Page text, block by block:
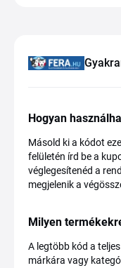
Hogyan
Másold ki a kódot
felületén írd be a
véglegesítenéd a
megjelenik a
Milyen
A legtöbb kód a
márkára vagy